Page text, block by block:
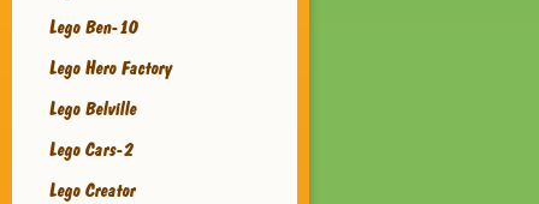
Lego Ben-10
Lego Hero Factory
Lego Belville
Lego Cars-2
Lego Creator